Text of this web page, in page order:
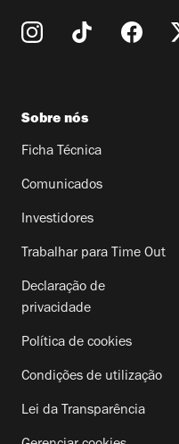
Sobre nós
Ficha Técnica
Comunicados
Investidores
Trabalhar para Time Out
Declaração de
privacidade
Política de cookies
Condições de utilização
Lei da Transparência